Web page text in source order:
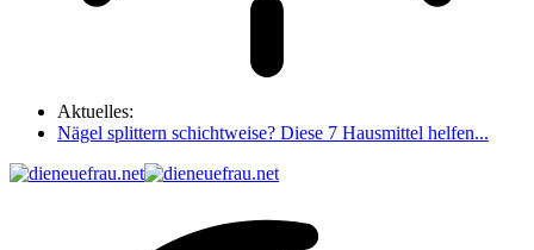
Aktuelles:
Nägel splittern schichtweise? Diese 7 Hausmittel helfen...